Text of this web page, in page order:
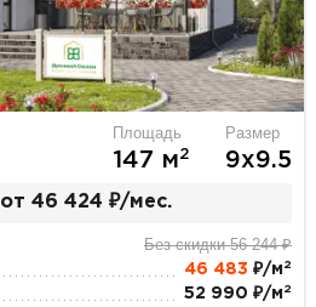
Площадь
147 м2
Размер
9х9.5
от 46 424 ₽/мес.
Без скидки 56 244 ₽
46 483 ₽/м 2
52 990 ₽/м 2